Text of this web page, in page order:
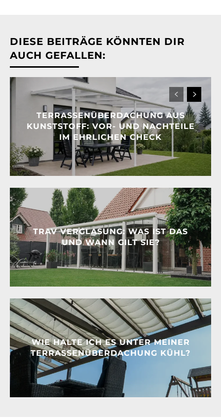
DIESE BEITRÄGE KÖNNTEN DIR
AUCH GEFALLEN:
TERRASSENÜBERDACHUNG AUS
KUNSTSTOFF: VOR- UND NACHTEILE
IM EHRLICHEN CHECK
TRAV VERGLASUNG: WAS IST DAS
UND WANN GILT SIE?
WIE HALTE ICH ES UNTER MEINER
TERRASSENÜBERDACHUNG KÜHL?